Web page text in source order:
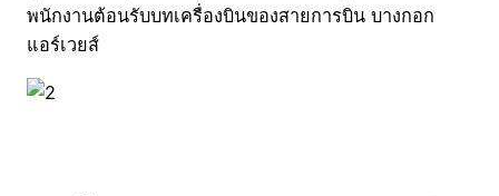
พนักงานต้อนรับบทเครื่องบินของสายการบิน บางกอก
แอร์เวยส์